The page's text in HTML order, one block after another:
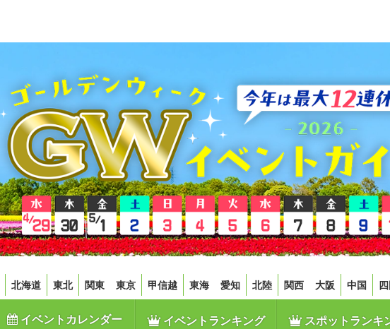
北海道 東北 関東 東京 甲信越 東海 愛知 北陸 関西 大阪 中国
イベントカレンダー イベントランキング スポットランキ